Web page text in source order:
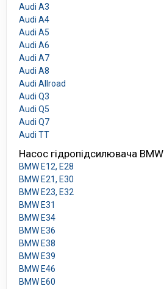
Audi A3
Audi A4
Audi A5
Audi A6
Audi A7
Audi A8
Audi Allroad
Audi Q3
Audi Q5
Audi Q7
Audi TT
Насос гідропідсилювача BMW
BMW E12, E28
BMW E21, E30
BMW E23, E32
BMW E31
BMW E34
BMW E36
BMW E38
BMW E39
BMW E46
BMW E60